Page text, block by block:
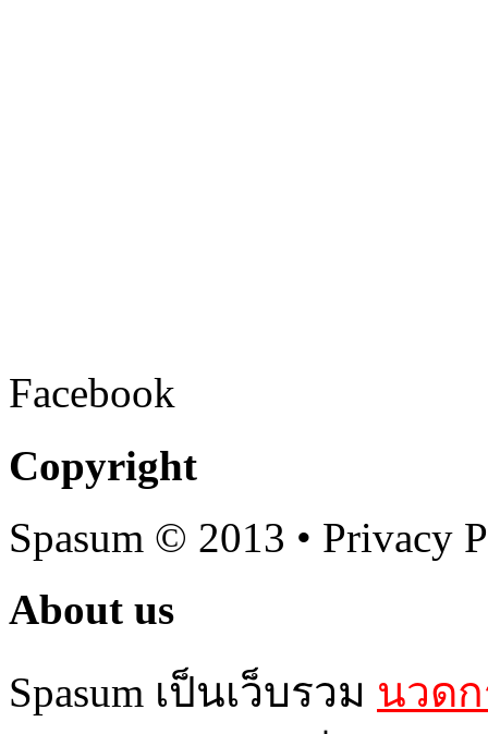
Facebook
Copyright
Spasum © 2013 • Privacy
About us
Spasum เป็นเว็บรวม นวด